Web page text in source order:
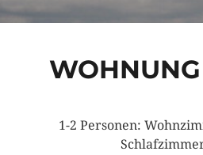
1-2 Personen: